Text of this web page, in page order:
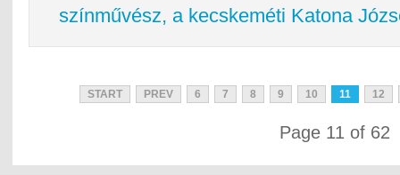
színművész, a kecskeméti Katona
START PREV 6 7 8 9 10 11 12
Page 11 of 62